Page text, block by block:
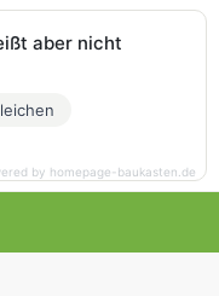
aber nicht
by homepage-baukasten.de